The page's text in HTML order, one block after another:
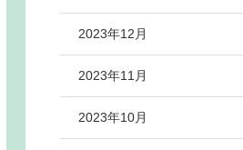
2023年12月
2023年11月
2023年10月